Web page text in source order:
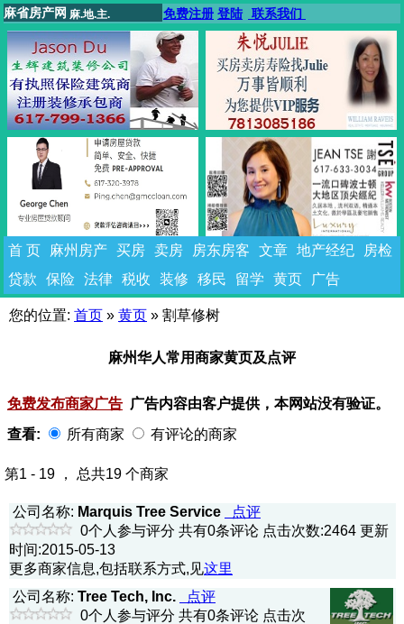
麻省房产网 麻.地.主. 免费注册 登陆 联系我们
首 页 麻州房产 买房 卖房 房东房客 文章 地产经纪
房检
贷款
保险 法律 税收 装修 移民 留学 黄页 广告
您的位置: 首页 » 黄页 » 割草修树
麻州华人常用商家黄页及点评
免费发布商家广告 广告内容由客户提供，本网站没有验证。
查看:
所有商家 有评论的商家
第1 - 19 ， 总共19 个商家
公司名称: Marquis Tree Service
点评
0个人参与评分 共有0条评论 点击次数:2464 更新
时间:2015-05-13
更多商家信息,包括联系方式,见这里
公司名称: Tree Tech, Inc.
点评
0个人参与评分 共有0条评论 点击次